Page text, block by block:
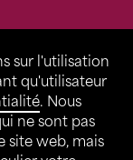
sur l'utilisation
qu'utilisateur
. Nous
ne sont pas
site web, mais